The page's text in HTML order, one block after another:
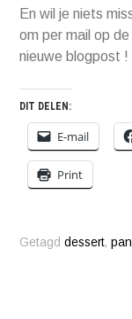
En wil je niets
om per mail op
nieuwe blogpost !
DIT DELEN:
E-mail
Print
Getagddessert,